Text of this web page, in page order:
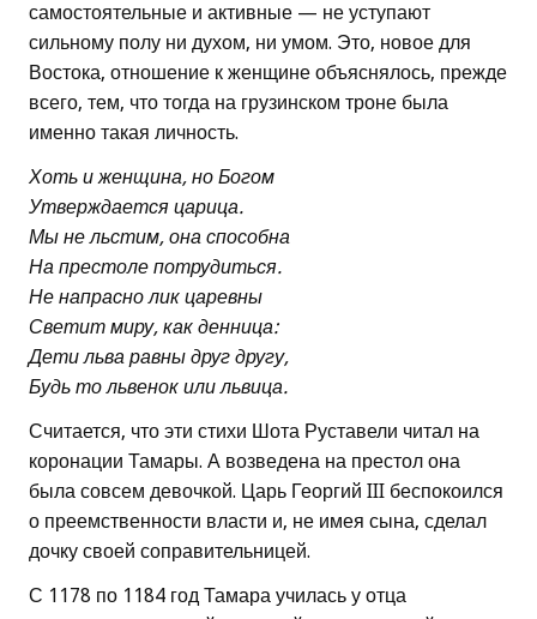
самостоятельные и активные — не уступают
сильному полу ни духом, ни умом. Это, новое для
Востока, отношение к женщине объяснялось, прежде
всего, тем, что тогда на грузинском троне была
именно такая личность.
Хоть и женщина, но Богом
Утверждается царица.
Мы не льстим, она способна
На престоле потрудиться.
Не напрасно лик царевны
Светит миру, как денница:
Дети льва равны друг другу,
Будь то львенок или львица.
Считается, что эти стихи Шота Руставели читал на
коронации Тамары. А возведена на престол она
была совсем девочкой. Царь Георгий III беспокоился
о преемственности власти и, не имея сына, сделал
дочку своей соправительницей.
С 1178 по 1184 год Тамара училась у отца